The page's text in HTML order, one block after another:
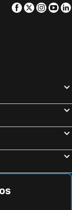
House
Facebook
Twitter